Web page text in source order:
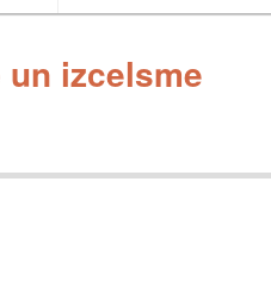
izcelsme